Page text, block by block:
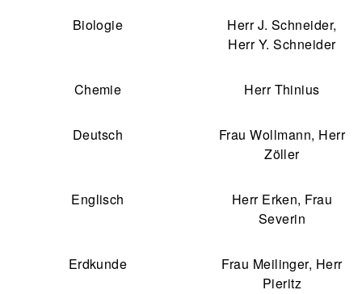
Biologie
Herr J. Schneider,
Herr Y. Schneider
Chemie Herr Thinius
Deutsch
Frau Wollmann, Herr
Zöller
Englisch
Herr Erken, Frau
Severin
Erdkunde
Frau Meilinger, Herr
Pieritz